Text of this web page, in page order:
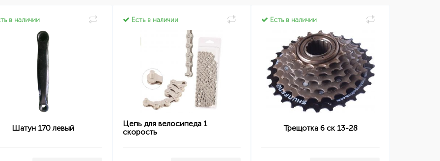
в наличии
Шатун 170 левый
Есть в наличии
Цепь для велосипеда 1
скорость
Есть в наличии
Трещотка 6 ск 13-28